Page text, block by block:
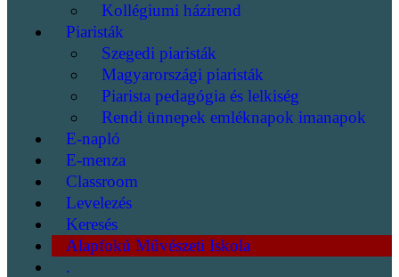
Kollégiumi házirend
Piaristák
Szegedi piaristák
Magyarországi piaristák
Piarista pedagógia és lelkiség
Rendi ünnepek emléknapok imanapok
E-napló
E-menza
Classroom
Levelezés
Keresés
Alapfokú Művészeti Iskola
.